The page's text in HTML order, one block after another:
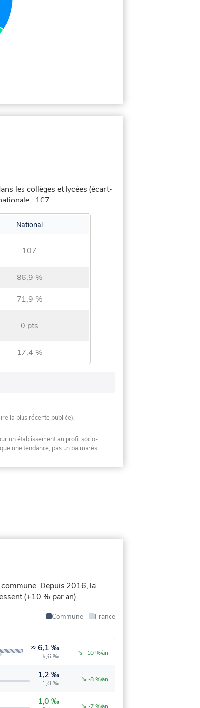
les collèges et lycées (écart-
: 107.
National
107
86,9 %
71,9 %
0 pts
17,4 %
la plus récente publiée).
un établissement au profil socio-
une tendance, pas un palmarès.
Depuis 2016, la
(+10 % par an).
Commune
France
≈6,1 ‰
5,6 ‰ ↘ -10 %/an
1,2 ‰
1,8 ‰ ↘ -8 %/an
1,0 ‰ ↘ -7 %/an